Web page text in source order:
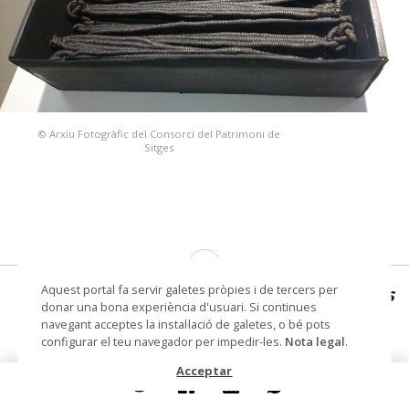
© Arxiu Fotogràfic del Consorci del Patrimoni de
Sitges
Boîte carton graphite contenant 24 outils
graphités
assemblage
Aquest portal fa servir galetes pròpies i de tercers per
donar una bona experiència d'usuari. Si continues
navegant acceptes la instal·lació de galetes, o bé pots
configurar el teu navegador per impedir-les. Nota legal.
Acceptar